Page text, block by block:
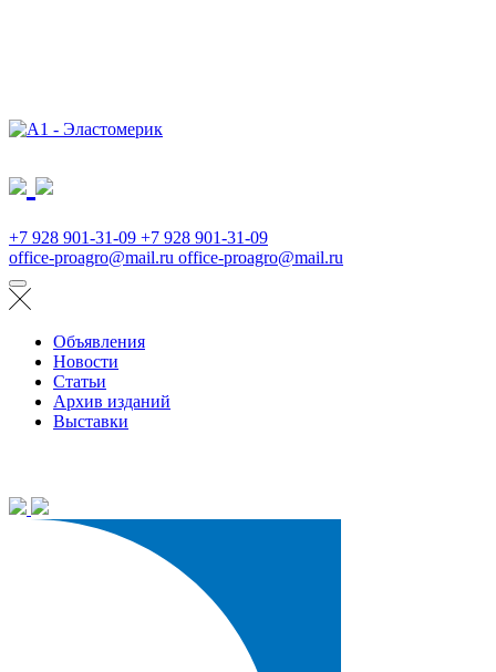
+7 928 901-31-09 +7 928 901-31-09
office-proagro@mail.ru office-proagro@mail.ru
Объявления
Новости
Статьи
Архив изданий
Выставки